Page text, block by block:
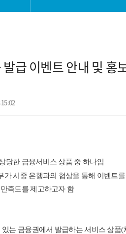
보도자료
갤러리
급 이벤트 안내 및 홍
당한 금융서비스 상품 중 하나임
가 시중 은행과의 협상을 통해 이벤트
족도를 제고하고자 함
는 금융권에서 발급하는 서비스 상품(